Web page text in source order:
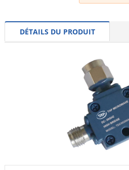
DÉTAILS DU PRODUIT